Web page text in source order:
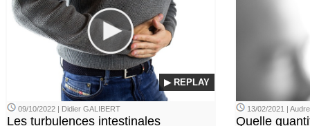
▶ REPLAY
09/10/2022 | Didier GALIBERT
Les turbulences intestinales
13/02/2021 |
Quelle